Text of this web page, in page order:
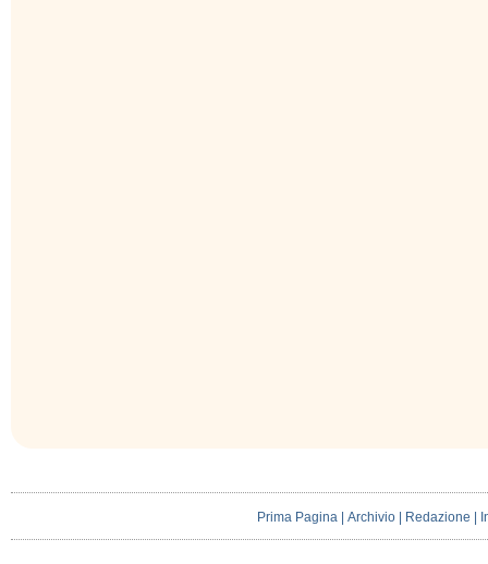
Prima Pagina |Archivio Redazione